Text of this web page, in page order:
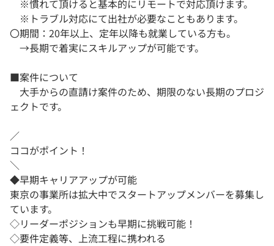
※慣れて頂けると基本的にリモートで対応頂けます。
※トラブル対応にて出社が必要なこともあります。
〇期間：20年以上、定年以降も就業している方も。
→長期で着実にスキルアップが可能です。
■案件について
大手からの直請け案件のため、期限のない長期のプロジ
ェクトです。
／
ココがポイント！
＼
◆早期キャリアアップが可能
東京の事業所は拡大中でスタートアップメンバーを募集し
ています。
◇リーダーポジションも早期に挑戦可能！
◇要件定義等、上流工程に携われる